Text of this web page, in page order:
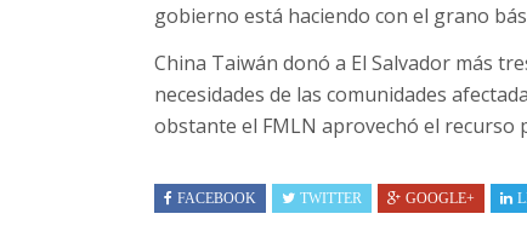
gobierno está haciendo con el grano
China Taiwán donó a El Salvador más
necesidades de las comunidades
obstante el FMLN aprovechó el recurso
FACEBOOK TWITTER GOOGLE+